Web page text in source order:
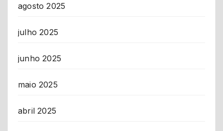
agosto 2025
julho 2025
junho 2025
maio 2025
abril 2025